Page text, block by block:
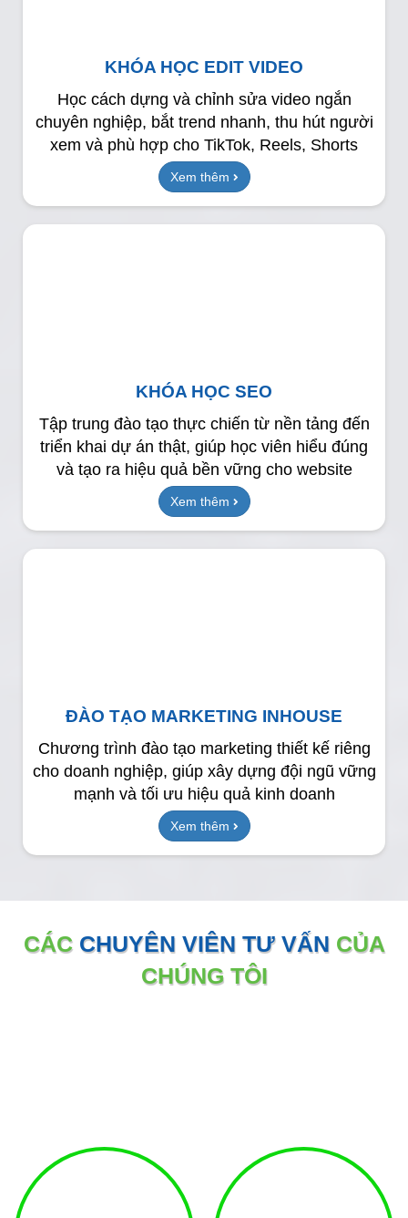
KHÓA HỌC EDIT VIDEO
Học cách dựng và chỉnh sửa video ngắn
chuyên nghiệp, bắt trend nhanh, thu hút người
xem và phù hợp cho TikTok, Reels, Shorts
Xem thêm
KHÓA HỌC SEO
Tập trung đào tạo thực chiến từ nền tảng đến
triển khai dự án thật, giúp học viên hiểu đúng
và tạo ra hiệu quả bền vững cho website
Xem thêm
ĐÀO TẠO MARKETING INHOUSE
Chương trình đào tạo marketing thiết kế riêng
cho doanh nghiệp, giúp xây dựng đội ngũ vững
mạnh và tối ưu hiệu quả kinh doanh
Xem thêm
CÁC CHUYÊN VIÊN TƯ VẤN CỦA
CHÚNG TÔI